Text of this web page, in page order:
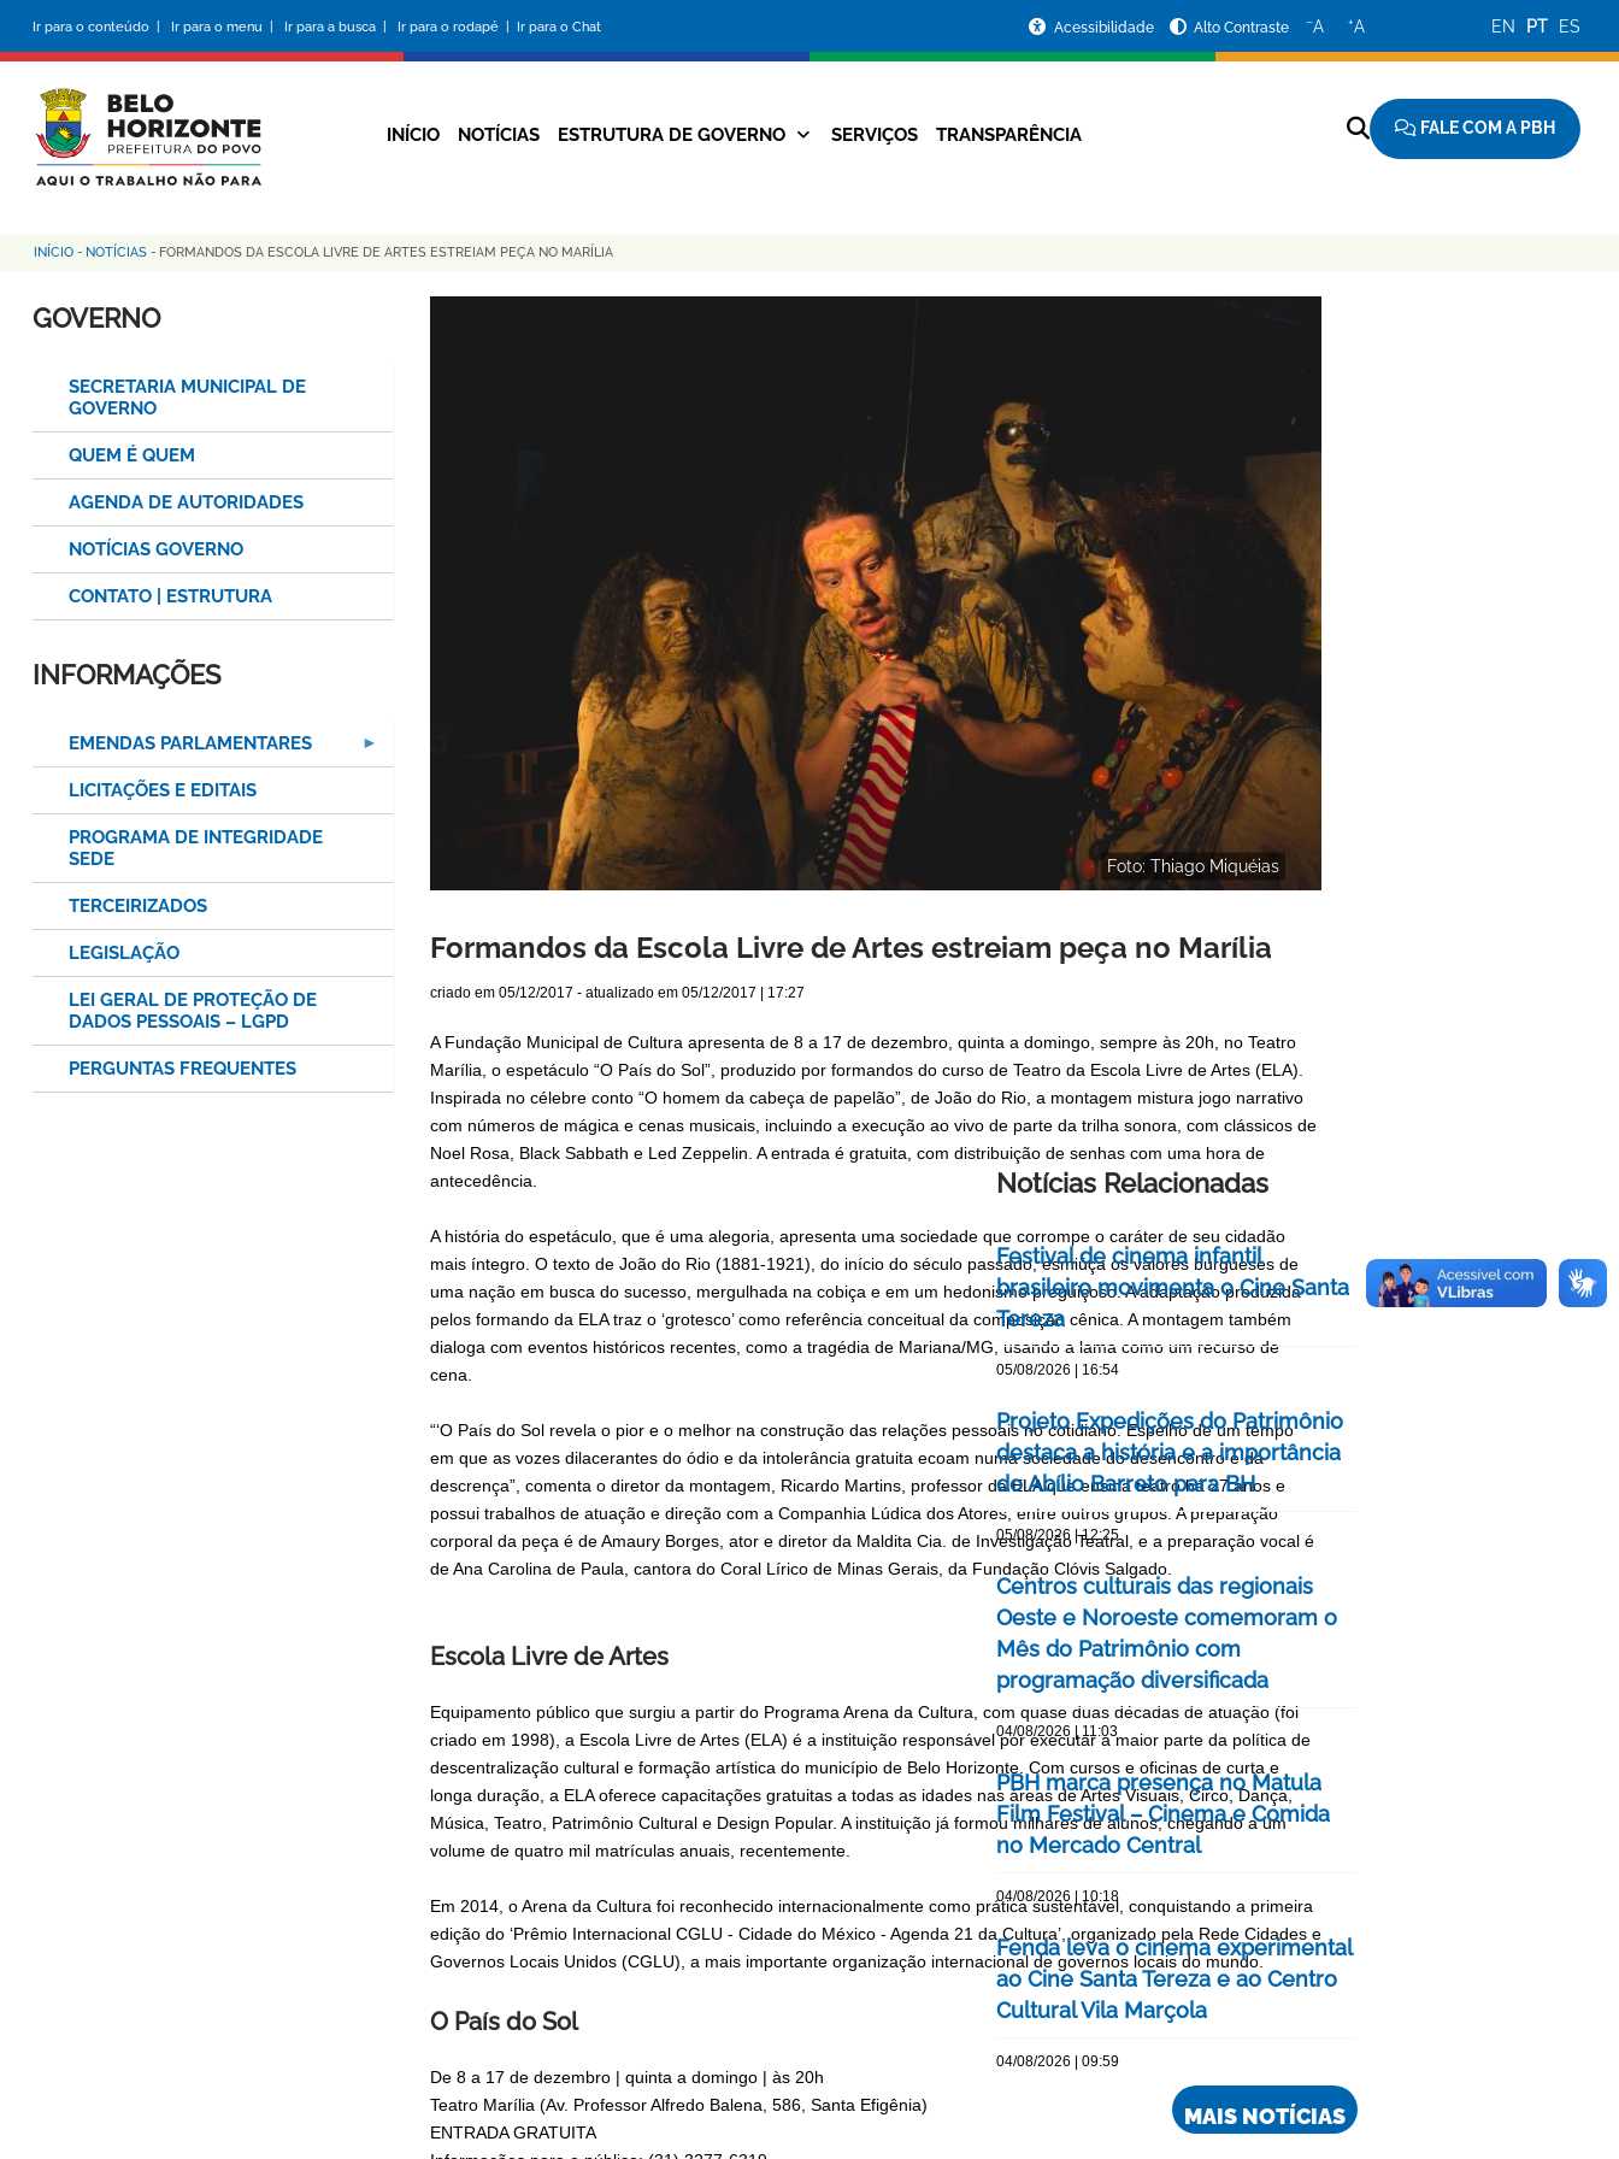
conteúdo
principal
Ir para o conteúdo | Ir para o menu | Ir para a busca | Ir para o rodapé | Ir para o Chat
da
Prefeitura
Acessibilidade Alto Contraste −A +A EN PT ES
Navegação
INÍCIO NOTÍCIAS ESTRUTURA DE GOVERNO SERVIÇOS TRANSPARÊNCIA FALE COM A PBH
Trilha
de
INÍCIO - NOTÍCIAS - FORMANDOS DA ESCOLA LIVRE DE ARTES ESTREIAM PEÇA NO MARÍLIA
Foto: Thiago Miquéias
Formandos da Escola Livre de Artes estreiam peça no Marília
criado em 05/12/2017 - atualizado em 05/12/2017 | 17:27
A Fundação Municipal de Cultura apresenta de 8 a 17 de dezembro, quinta a domingo, sempre às 20h, no Teatro
Marília, o espetáculo “O País do Sol”, produzido por formandos do curso de Teatro da Escola Livre de Artes (ELA).
Inspirada no célebre conto “O homem da cabeça de papelão”, de João do Rio, a montagem mistura jogo narrativo
com números de mágica e cenas musicais, incluindo a execução ao vivo de parte da trilha sonora, com clássicos de
Noel Rosa, Black Sabbath e Led Zeppelin. A entrada é gratuita, com distribuição de senhas com uma hora de
antecedência.
A história do espetáculo, que é uma alegoria, apresenta uma sociedade que corrompe o caráter de seu cidadão
mais íntegro. O texto de João do Rio (1881-1921), do início do século passado, esmiúça os valores burgueses de
uma nação em busca do sucesso, mergulhada na cobiça e em um hedonismo preguiçoso. A adaptação produzida
pelos formando da ELA traz o ‘grotesco’ como referência conceitual da composição cênica. A montagem também
dialoga com eventos históricos recentes, como a tragédia de Mariana/MG, usando a lama como um recurso de
cena.
“‘O País do Sol revela o pior e o melhor na construção das relações pessoais no cotidiano. Espelho de um tempo
em que as vozes dilacerantes do ódio e da intolerância gratuita ecoam numa sociedade do desencontro e da
descrença”, comenta o diretor da montagem, Ricardo Martins, professor da ELA que ensina teatro há 27 anos e
possui trabalhos de atuação e direção com a Companhia Lúdica dos Atores, entre outros grupos. A preparação
corporal da peça é de Amaury Borges, ator e diretor da Maldita Cia. de Investigação Teatral, e a preparação vocal é
de Ana Carolina de Paula, cantora do Coral Lírico de Minas Gerais, da Fundação Clóvis Salgado.
Escola Livre de Artes
Equipamento público que surgiu a partir do Programa Arena da Cultura, com quase duas décadas de atuação (foi
criado em 1998), a Escola Livre de Artes (ELA) é a instituição responsável por executar a maior parte da política de
descentralização cultural e formação artística do município de Belo Horizonte. Com cursos e oficinas de curta e
longa duração, a ELA oferece capacitações gratuitas a todas as idades nas áreas de Artes Visuais, Circo, Dança,
Música, Teatro, Patrimônio Cultural e Design Popular. A instituição já formou milhares de alunos, chegando a um
volume de quatro mil matrículas anuais, recentemente.
Em 2014, o Arena da Cultura foi reconhecido internacionalmente como prática sustentável, conquistando a primeira
edição do ‘Prêmio Internacional CGLU - Cidade do México - Agenda 21 da Cultura’, organizado pela Rede Cidades e
Governos Locais Unidos (CGLU), a mais importante organização internacional de governos locais do mundo.
O País do Sol
De 8 a 17 de dezembro | quinta a domingo | às 20h
Teatro Marília (Av. Professor Alfredo Balena, 586, Santa Efigênia)
ENTRADA GRATUITA
GOVERNO
SECRETARIA MUNICIPAL DE
GOVERNO
QUEM É QUEM
AGENDA DE AUTORIDADES
NOTÍCIAS GOVERNO
CONTATO | ESTRUTURA
INFORMAÇÕES
EMENDAS PARLAMENTARES
LICITAÇÕES E EDITAIS
PROGRAMA DE INTEGRIDADE
SEDE
TERCEIRIZADOS
LEGISLAÇÃO
LEI GERAL DE PROTEÇÃO DE
DADOS PESSOAIS – LGPD
PERGUNTAS FREQUENTES
Notícias Relacionadas
Festival de cinema infantil
brasileiro movimenta o Cine Santa
Tereza
05/08/2026 | 16:54
Projeto Expedições do Patrimônio
destaca a história e a importância
do Abílio Barreto para BH
05/08/2026 | 12:25
Centros culturais das regionais
Oeste e Noroeste comemoram o
Mês do Patrimônio com
programação diversificada
04/08/2026 | 11:03
PBH marca presença no Matula
Film Festival – Cinema e Comida
no Mercado Central
04/08/2026 | 10:18
Fenda leva o cinema experimental
ao Cine Santa Tereza e ao Centro
Cultural Vila Marçola
04/08/2026 | 09:59
MAIS NOTÍCIAS